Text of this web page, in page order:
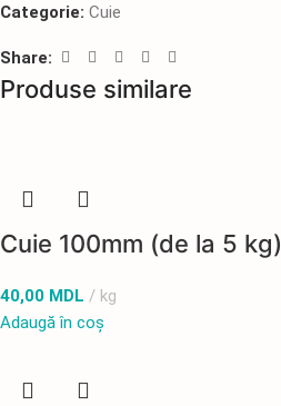
Categorie: Cuie
Share:
Produse similare
Cuie 100mm (de la 5 kg)
40,00 MDL
kg
Adaugă în coș